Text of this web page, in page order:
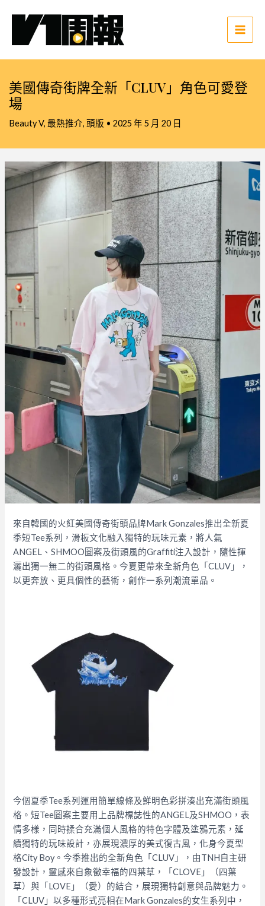
Main
美國傳奇街牌全新「CLUV」角色可愛登
場
Beauty V, 最熱推介, 頭版 • 2025 年 5 月 20 日
來自韓國的火紅美國傳奇街頭品牌Mark Gonzales推出全新夏
季短Tee系列，滑板文化融入獨特的玩味元素，將人氣
ANGEL、SHMOO圖案及街頭風的Graffiti注入設計，隨性揮
灑出獨一無二的街頭風格。今夏更帶來全新角色「CLUV」，
以更奔放、更具個性的藝術，創作一系列潮流單品。
今個夏季Tee系列運用簡單線條及鮮明色彩拼湊出充滿街頭風
格。短Tee圖案主要用上品牌標誌性的ANGEL及SHMOO，表
情多樣，同時揉合充滿個人風格的特色字體及塗鴉元素，延
續獨特的玩味設計，亦展現濃厚的美式復古風，化身今夏型
格City Boy。今季推出的全新角色「CLUV」，由TNH自主研
發設計，靈感來自象徵幸福的四葉草，「CLOVE」（四葉
草）與「LOVE」（愛）的結合，展現獨特創意與品牌魅力。
「CLUV」以多種形式亮相在Mark Gonzales的女生系列中，